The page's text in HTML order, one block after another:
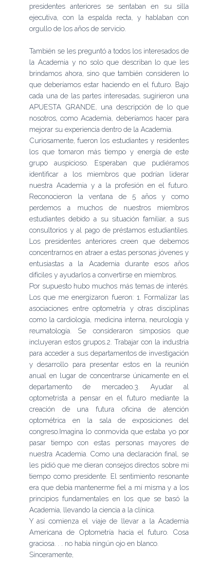
presidentes anteriores se sentaban en su silla
ejecutiva, con la espalda recta, y hablaban con
orgullo de los años de servicio.
También se les preguntó a todos los interesados ​​de
la Academia y no solo que describan lo que les
brindamos ahora, sino que también consideren lo
que deberíamos estar haciendo en el futuro. Bajo
cada una de las partes interesadas, sugirieron una
APUESTA GRANDE, una descripción de lo que
nosotros, como Academia, deberíamos hacer para
mejorar su experiencia dentro de la Academia.
Curiosamente, fueron los estudiantes y residentes
los que tomaron más tiempo y energía de este
grupo auspicioso. Esperaban que pudiéramos
identificar a los miembros que podrían liderar
nuestra Academia y a la profesión en el futuro.
Reconocieron la ventana de 5 años y como
perdemos a muchos de nuestros miembros
estudiantes debido a su situación familiar, a sus
consultorios y al pago de préstamos estudiantiles.
Los presidentes anteriores creen que debemos
concentrarnos en atraer a estas personas jóvenes y
entusiastas a la Academia durante esos años
difíciles y ayudarlos a convertirse en miembros.
Por supuesto hubo muchos más temas de interés.
Los que me energizaron fueron: 1. Formalizar las
asociaciones entre optometría y otras disciplinas
como la cardiología, medicina interna, neurología y
reumatología. Se consideraron simposios que
incluyeran estos grupos.2. Trabajar con la industria
para acceder a sus departamentos de investigación
y desarrollo para presentar estos en la reunión
anual en lugar de concentrarse únicamente en el
departamento de mercadeo.3. Ayudar al
optometrista a pensar en el futuro mediante la
creación de una futura oficina de atención
optométrica en la sala de exposiciones del
congreso.Imagina lo conmovida que estaba yo por
pasar tiempo con estas personas mayores de
nuestra Academia. Como una declaración final, se
les pidió que me dieran consejos directos sobre mi
tiempo como presidente. El sentimiento resonante
era que debía mantenerme fiel a mí misma y a los
principios fundamentales en los que se basó la
Academia, llevando la ciencia a la clínica.
Y así comienza el viaje de llevar a la Academia
Americana de Optometría hacia el futuro. Cosa
graciosa. . . no había ningún ojo en blanco.
Sinceramente,